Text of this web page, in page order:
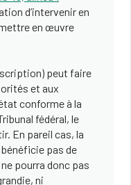
d’intervenir en
en œuvre
peut faire
et aux
conforme à la
fédéral, le
En pareil cas, la
pas de
ne pourra donc pas
ni